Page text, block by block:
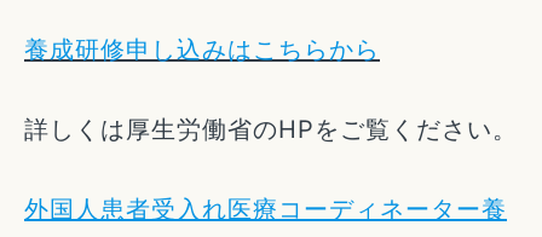
養成研修申し込みはこちらから
詳しくは厚生労働省のHPをご覧ください。
外国人患者受入れ医療コーディネーター養